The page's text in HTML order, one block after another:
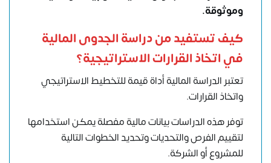
وموثوقة.
كيف تستفيد من دراسة الجدوى المالية
في اتخاذ القرارات الاستراتيجية؟
تعتبر الدراسة المالية أداة قيمة للتخطيط الاستراتيجي
واتخاذ القرارات.
توفر هذه الدراسات بيانات مالية مفصلة يمكن استخدامها
لتقييم الفرص والتحديات وتحديد الخطوات التالية
للمشروع أو الشركة.